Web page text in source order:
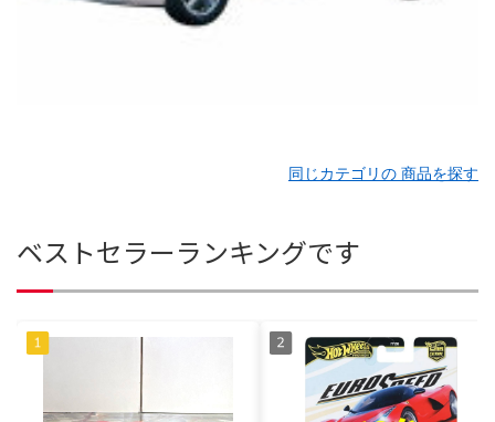
同じカテゴリの 商品を探す
ベストセラーランキングです